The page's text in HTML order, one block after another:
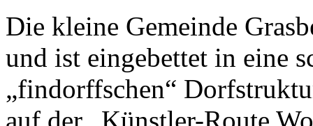
Die kleine Gemeinde
und ist eingebettet in eine
„findorffschen“